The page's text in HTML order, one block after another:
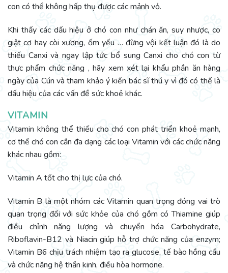
con có thể không hấp thụ được các mảnh vỏ.
Khi thấy các dấu hiệu ở chó con như chán ăn, suy nhược, co
giật cơ hay còi xương, ốm yếu … đừng vội kết luận đó là do
thiếu Canxi và ngay lập tức bổ sung Canxi cho chó con từ
thực phẩm chức năng , hãy xem xét lại khẩu phần ăn hàng
ngày của Cún và tham khảo ý kiến bác sĩ thú y vì đó có thể là
dấu hiệu của các vấn đề sức khoẻ khác.
VITAMIN
Vitamin không thể thiếu cho chó con phát triển khoẻ mạnh,
cơ thể chó con cần đa dạng các loại Vitamin với các chức năng
khác nhau gồm:
Vitamin A tốt cho thị lực của chó.
Vitamin B là một nhóm các Vitamin quan trọng đóng vai trò
quan trọng đối với sức khỏe của chó gồm có Thiamine giúp
điều chỉnh năng lượng và chuyển hóa Carbohydrate,
Riboflavin-B12 và Niacin giúp hỗ trợ chức năng của enzym;
Vitamin B6 chịu trách nhiệm tạo ra glucose, tế bào hồng cầu
và chức năng hệ thần kinh, điều hòa hormone.